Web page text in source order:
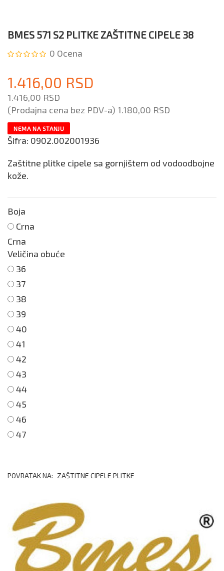
BMES 571 S2 PLITKE ZAŠTITNE CIPELE 38
0 Ocena
1.416,00 RSD
1.416,00 RSD
(Prodajna cena bez PDV-a) 1.180,00 RSD
NEMA NA STANJU
Šifra: 0902.002001936
Zaštitne plitke cipele sa gornjištem od vodoodbojne
kože.
Boja
Crna
Crna
Veličina obuće
36
37
38
39
40
41
42
43
44
45
46
47
POVRATAK NA: ZAŠTITNE CIPELE PLITKE